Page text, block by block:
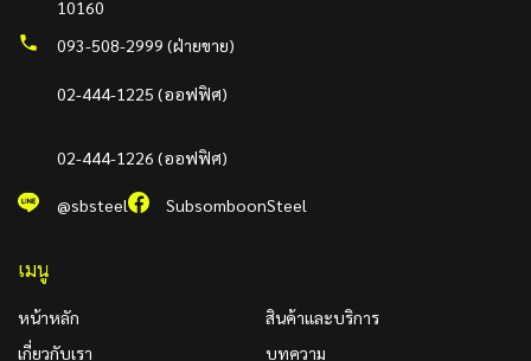
10160
093-508-2999 (ฝ่ายขาย)
02-444-1225 (ออฟฟิศ)
02-444-1226 (ออฟฟิศ)
@sbsteel SubsomboonSteel
เมนู
หน้าหลัก
เกี่ยวกับเรา
สินค้าและบริการ
บทความ